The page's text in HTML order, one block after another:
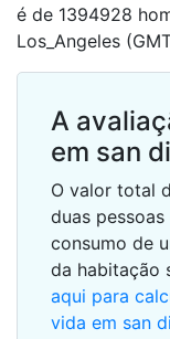
é de 1394928
Los_Angeles
A
em san
O valor total
duas
consumo de
da habitação
aqui para
vida em san